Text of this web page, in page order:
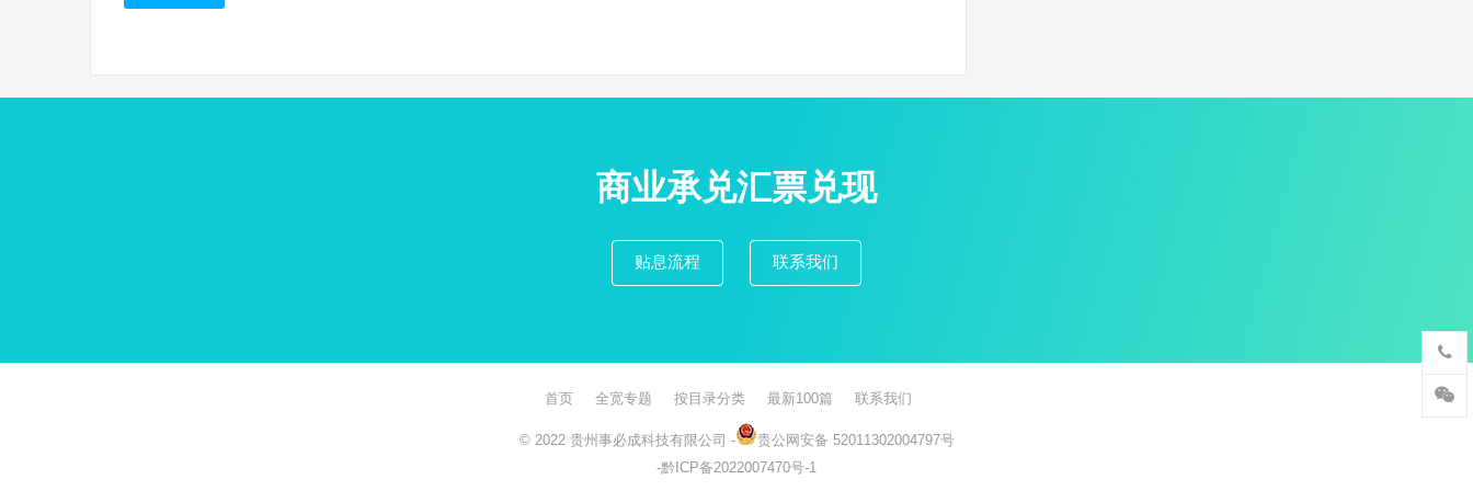
商业承兑汇票兑现
贴息流程 联系我们
首页 全宽专题 按目录分类 最新100篇 联系我们
© 2022 贵州事必成科技有限公司 -
贵公网安备 52011302004797号
-黔ICP备2022007470号-1